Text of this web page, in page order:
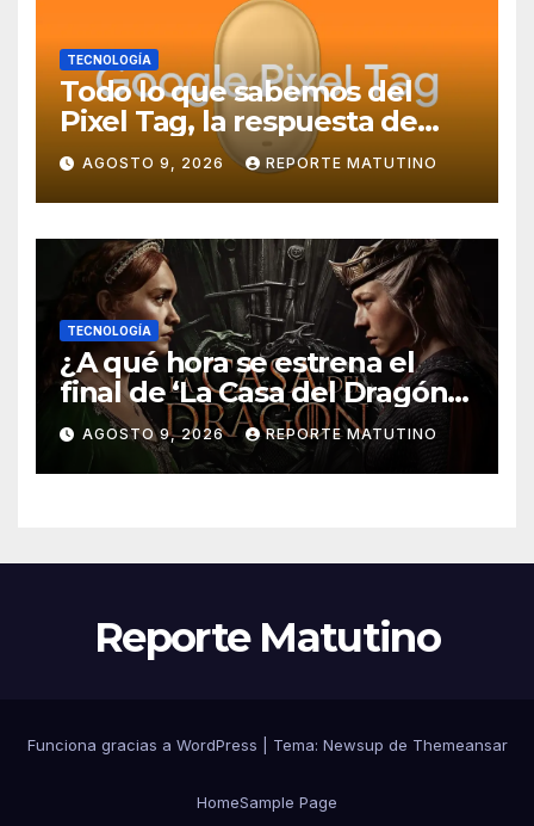
TECNOLOGÍA
Todo lo que sabemos del
Pixel Tag, la respuesta de
Google a los AirTag:
características, precio y más
AGOSTO 9, 2026 REPORTE MATUTINO
TECNOLOGÍA
¿A qué hora se estrena el
final de ‘La Casa del Dragón’
temporada 3 en HBO Max?
AGOSTO 9, 2026 REPORTE MATUTINO
Reporte Matutino
Funciona gracias a WordPress Tema: Newsup de Themeansar
HomeSample Page